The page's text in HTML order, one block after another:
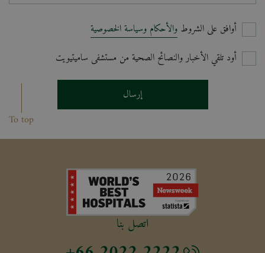
أوافق على الشروط والأحكام وسياسة الخصوصية
أود تلقي الأخبار والنصائح الصحية من مستشفى ساميتيويت
إرسال
To top
اتصل بنا